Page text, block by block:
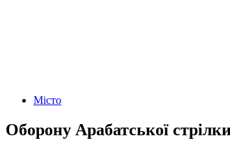
Місто
Оборону Арабатської